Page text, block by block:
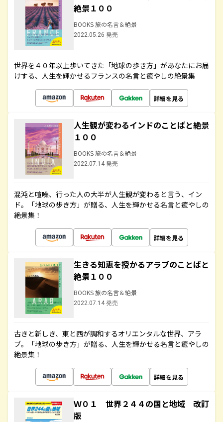
絶景１００
BOOKS 旅の名言＆絶景
2022.05.26 発売
世界を４０年以上歩いてきた「地球の歩き方」があなたにお届
けする、人生を輝かせるフランスの名言と癒やしの絶景集
詳細を見る
人生観が変わるインドのことばと絶景
１００
BOOKS 旅の名言＆絶景
2022.07.14 発売
混沌と喧噪、行った人の大半が人生観が変わると言う、イン
ド。「地球の歩き方」が贈る、人生を輝かせる名言と癒やしの
絶景集！
詳細を見る
生きる知恵を授かるアラブのことばと
絶景１００
BOOKS 旅の名言＆絶景
2022.07.14 発売
古きと新しき、東と西が調和するオリエンタルな世界、アラ
ブ。「地球の歩き方」が贈る、人生を輝かせる名言と癒やしの
絶景集！
詳細を見る
Ｗ０１ 世界２４４の国と地域 改訂
版